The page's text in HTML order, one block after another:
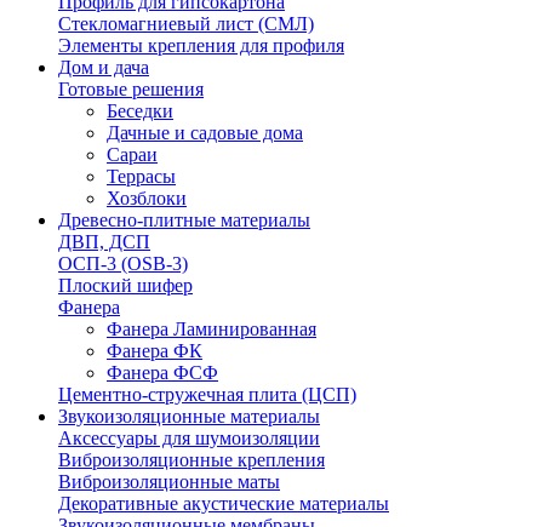
Стекломагниевый лист (СМЛ)
Элементы крепления для профиля
Дом и дача
Готовые решения
Беседки
Дачные и садовые дома
Сараи
Террасы
Хозблоки
Древесно-плитные материалы
ДВП, ДСП
ОСП-3 (OSB-3)
Плоский шифер
Фанера
Фанера Ламинированная
Фанера ФК
Фанера ФСФ
Цементно-стружечная плита (ЦСП)
Звукоизоляционные материалы
Аксессуары для шумоизоляции
Виброизоляционные крепления
Виброизоляционные маты
Декоративные акустические материалы